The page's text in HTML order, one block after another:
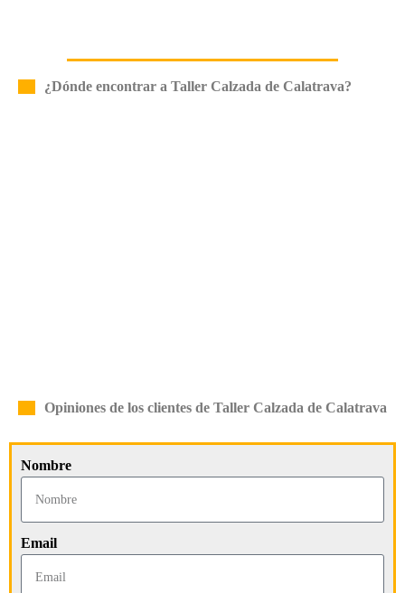
¿Dónde encontrar a Taller Calzada de Calatrava?
Opiniones de los clientes de Taller Calzada de Calatrava
Nombre
Email